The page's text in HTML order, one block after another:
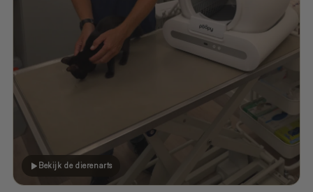
Bekijk de dierenarts